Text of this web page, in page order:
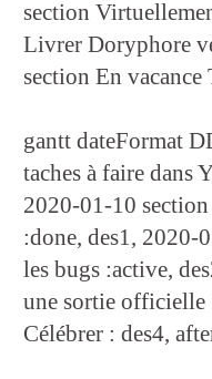
section
Livrer Doryphore
section En vacance
gantt dateFormat
taches à faire dans
2020-01-10
:done, des1,
les bugs :active,
une sortie officielle
Célébrer : des4,